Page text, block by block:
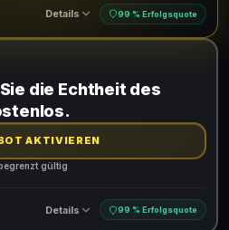
Details 99 % Erfolgsquote
ein, um den Rabatt zu erhalten
die Echtheit des
AKTIVIEREN
gültig
Details 99 % Erfolgsquote